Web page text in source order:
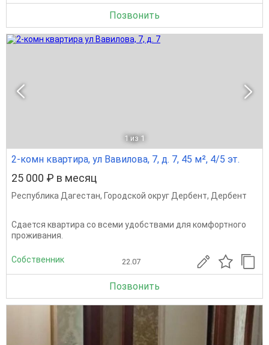
Позвонить
1 из 1
2-комн квартира, ул Вавилова, 7, д. 7, 45 м², 4/5 эт.
25 000 ₽ в месяц
Республика Дагестан, Городской округ Дербент, Дербент
Сдается квартира со всеми удобствами для комфортного
проживания.
Собственник 22.07
Позвонить